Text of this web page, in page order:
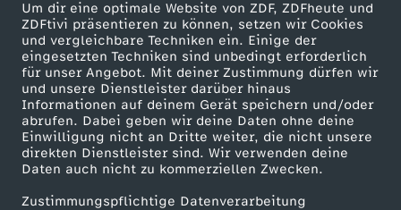
Um dir eine optimale Website von ZDF, ZDFheute und
ZDFtivi präsentieren zu können, setzen wir Cookies
und vergleichbare Techniken ein. Einige der
eingesetzten Techniken sind unbedingt erforderlich
für unser Angebot. Mit deiner Zustimmung dürfen wir
und unsere Dienstleister darüber hinaus
Informationen auf deinem Gerät speichern und/oder
abrufen. Dabei geben wir deine Daten ohne deine
Einwilligung nicht an Dritte weiter, die nicht unsere
direkten Dienstleister sind. Wir verwenden deine
Daten auch nicht zu kommerziellen Zwecken.
Zustimmungspflichtige Datenverarbeitung
i
n
N
ä
s
Mehr ZDF
ZDF-Apps
Smart TV
ZDFtext
Livestreams
Service
ZDFmitreden
Kontakt zum ZDF
Tickets
Zuschauerservice